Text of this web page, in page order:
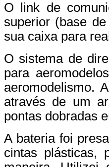
O link de
superior (base
sua caixa para
O sistema de
para
aeromodelismo.
através de um
pontas dobradas
A bateria foi
cintas plásticas,